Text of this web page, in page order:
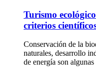
Turismo
criterios
Conservación de la
naturales, desarrollo
de energía son